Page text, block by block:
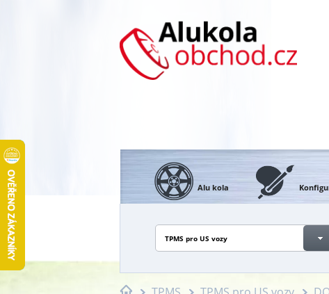
Alu kola
TPMS pro US vozy